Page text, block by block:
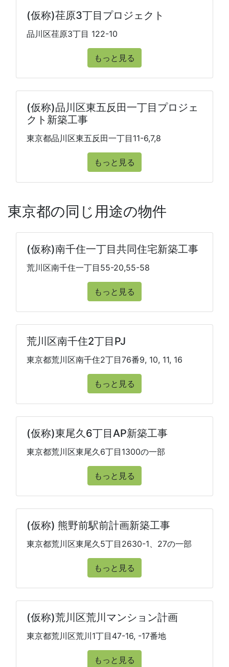
(仮称)荏原3丁目プロジェクト
品川区荏原3丁目 122-10
もっと見る
(仮称)品川区東五反田一丁目プロジェ
クト新築工事
東京都品川区東五反田一丁目11-6,7,8
もっと見る
東京都の同じ用途の物件
(仮称)南千住一丁目共同住宅新築工事
荒川区南千住一丁目55-20,55-58
もっと見る
荒川区南千住2丁目PJ
東京都荒川区南千住2丁目76番9, 10, 11, 16
もっと見る
(仮称)東尾久6丁目AP新築工事
東京都荒川区東尾久6丁目1300の一部
もっと見る
(仮称) 熊野前駅前計画新築工事
東京都荒川区東尾久5丁目2630-1、27の一部
もっと見る
(仮称)荒川区荒川マンション計画
東京都荒川区荒川1丁目47-16, -17番地
もっと見る